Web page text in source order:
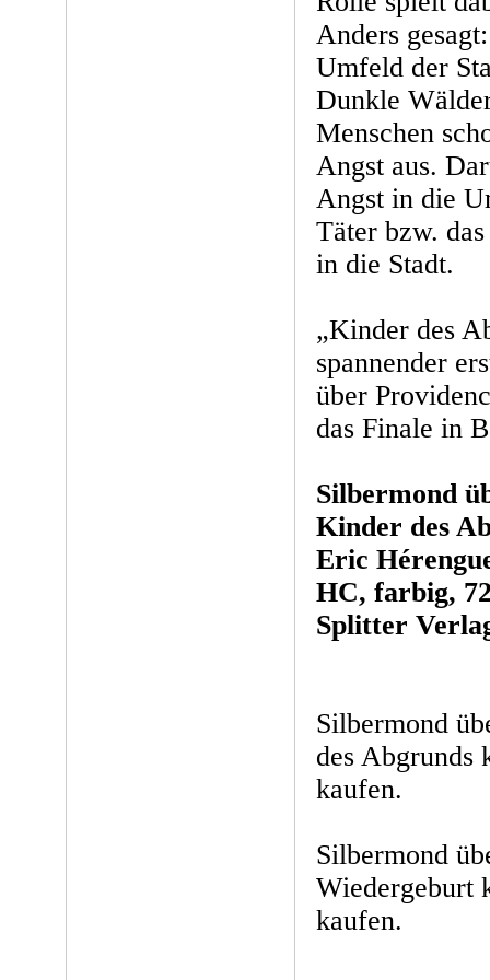
Anders
Umfeld der
Dunkle
Menschen
Angst aus.
Angst in die
Täter bzw.
in die Stadt.
„Kinder des
spannender
über
das Finale in
Silbermond
Kinder des
Eric
HC, farbig,
Splitter
Silbermond
des Abgrunds
kaufen.
Silbermond
Wiedergeburt
kaufen.